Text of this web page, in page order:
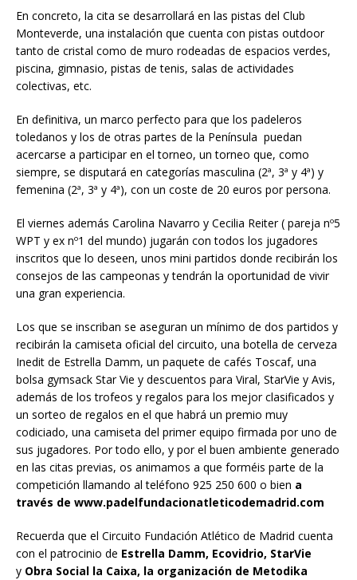
En concreto, la cita se desarrollará en las pistas del Club
Monteverde, una instalación que cuenta con pistas outdoor
tanto de cristal como de muro rodeadas de espacios verdes,
piscina, gimnasio, pistas de tenis, salas de actividades
colectivas, etc.
En definitiva, un marco perfecto para que los padeleros
toledanos y los de otras partes de la Península puedan
acercarse a participar en el torneo, un torneo que, como
siempre, se disputará en categorías masculina (2ª, 3ª y 4ª) y
femenina (2ª, 3ª y 4ª), con un coste de 20 euros por persona.
El viernes además Carolina Navarro y Cecilia Reiter ( pareja nº5
WPT y ex nº1 del mundo) jugarán con todos los jugadores
inscritos que lo deseen, unos mini partidos donde recibirán los
consejos de las campeonas y tendrán la oportunidad de vivir
una gran experiencia.
Los que se inscriban se aseguran un mínimo de dos partidos y
recibirán la camiseta oficial del circuito, una botella de cerveza
Inedit de Estrella Damm, un paquete de cafés Toscaf, una
bolsa gymsack Star Vie y descuentos para Viral, StarVie y Avis,
además de los trofeos y regalos para los mejor clasificados y
un sorteo de regalos en el que habrá un premio muy
codiciado, una camiseta del primer equipo firmada por uno de
sus jugadores. Por todo ello, y por el buen ambiente generado
en las citas previas, os animamos a que forméis parte de la
competición llamando al teléfono 925 250 600 o bien a
través de www.padelfundacionatleticodemadrid.com
Recuerda que el Circuito Fundación Atlético de Madrid cuenta
con el patrocinio de Estrella Damm, Ecovidrio, StarVie
y Obra Social la Caixa, la organización de Metodika